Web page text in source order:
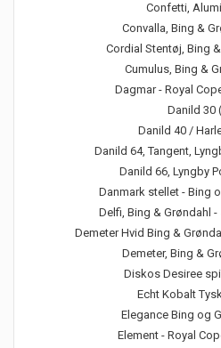
Confetti,
Convalla, Bing &
Cordial Stentøj, Bing
Cumulus, Bing &
Dagmar - Royal
Danild 30
Danild 40 /
Danild 64, Tangent,
Danild 66, Lyngby
Danmark stellet - Bing
Delfi, Bing & Grøndahl -
Demeter Hvid Bing &
Demeter, Bing &
Diskos Desiree
Echt Kobalt
Elegance Bing og
Element - Royal